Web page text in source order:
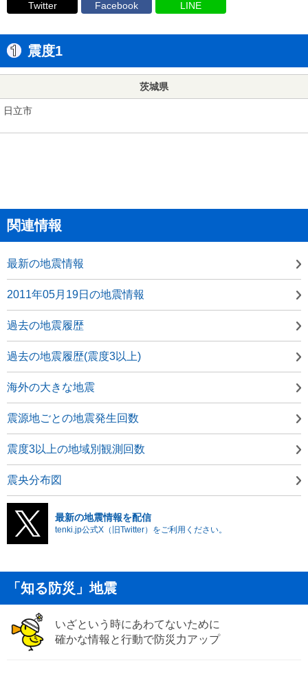
Twitter Facebook LINE
震度1
茨城県
日立市
関連情報
最新の地震情報
2011年05月19日の地震情報
過去の地震履歴
過去の地震履歴(震度3以上)
海外の大きな地震
震源地ごとの地震発生回数
震度3以上の地域別観測回数
震央分布図
最新の地震情報を配信
tenki.jp公式X（旧Twitter）をご利用ください。
「知る防災」地震
いざという時にあわてないために
確かな情報と行動で防災力アップ